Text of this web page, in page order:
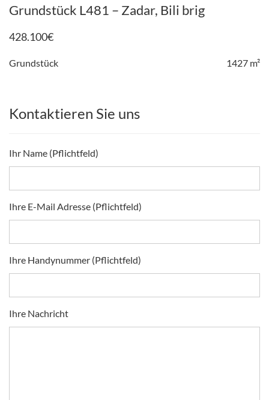
Grundstück L481 – Zadar, Bili brig
428.100€
Grundstück 1427 m²
Kontaktieren Sie uns
Ihr Name (Pflichtfeld)
Ihre E-Mail Adresse (Pflichtfeld)
Ihre Handynummer (Pflichtfeld)
Ihre Nachricht